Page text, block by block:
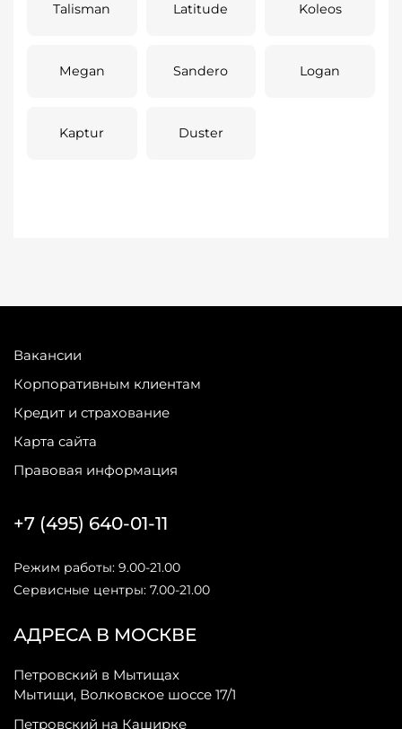
Talisman Latitude Koleos
Megan Sandero Logan
Kaptur Duster
Вакансии
Корпоративным клиентам
Кредит и страхование
Карта сайта
Правовая информация
АДРЕСА В МОСКВЕ
Петровский в Мытищах
Мытищи, Волковское шоссе 17/1
Петровский на Каширке
+7 (495) 640-01-11
Режим работы: 9.00-21.00
Сервисные центры: 7.00-21.00